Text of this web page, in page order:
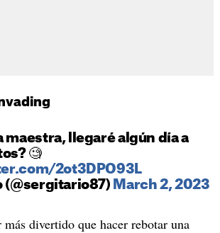
maestra, llegaré algún día a
🧐
2ot3DPO93L
(@sergitario87) March 2, 2023
más divertido que hacer rebotar una